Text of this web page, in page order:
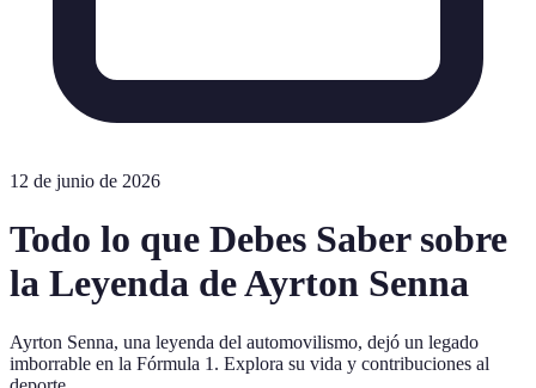
12 de junio de 2026
Todo lo que Debes Saber sobre
la Leyenda de Ayrton Senna
Ayrton Senna, una leyenda del automovilismo, dejó un legado
imborrable en la Fórmula 1. Explora su vida y contribuciones al